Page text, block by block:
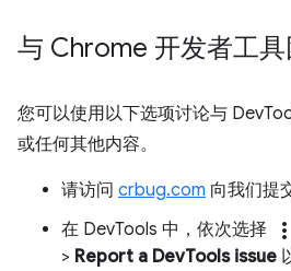
与 Chrome 开发者工
您可以使用以下选项讨论与
或任何其他内容。
请访问 crbug.com 向我们提
在 DevTools 中，依次选择
more_vert
> Report a DevTools issue